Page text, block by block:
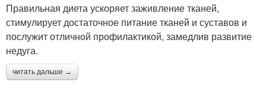
Правильная диета ускоряет заживление тканей,
стимулирует достаточное питание тканей и суставов и
послужит отличной профилактикой, замедлив развитие
недуга.
читать дальше →